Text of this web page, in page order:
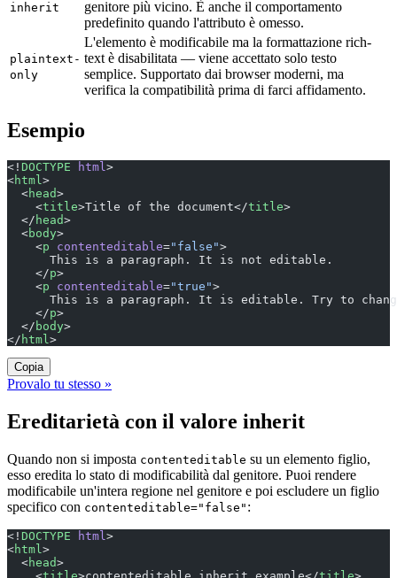
inherit
genitore più vicino. È anche il comportamento
predefinito quando l'attributo è omesso.
plaintext-
only
L'elemento è modificabile ma la formattazione rich-
text è disabilitata — viene accettato solo testo
semplice. Supportato dai browser moderni, ma
verifica la compatibilità prima di farci affidamento.
Esempio
<! DOCTYPE html>
<html>
  <
head>
    <
title>Title of the document</title>
  </
head>
  <
body>
    <
p contenteditable="false">
      This is a paragraph. It is not editable.
    </
p>
    <
p contenteditable="true">
This is a paragraph. It is editable. Try to
    </
p>
  </
body>
</ html>
Copia
Provalo tu stesso »
Ereditarietà con il valore inherit
Quando non si imposta contenteditable su un elemento figlio,
esso eredita lo stato di modificabilità dal genitore. Puoi rendere
modificabile un'intera regione nel genitore e poi escludere un figlio
specifico con contenteditable="false" :
<! DOCTYPE html>
<html>
  <
head>